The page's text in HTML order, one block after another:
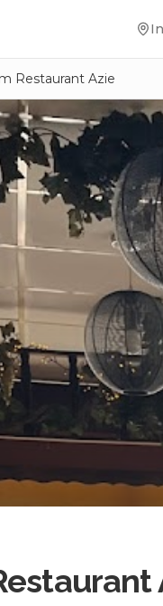
Restaurant Azie